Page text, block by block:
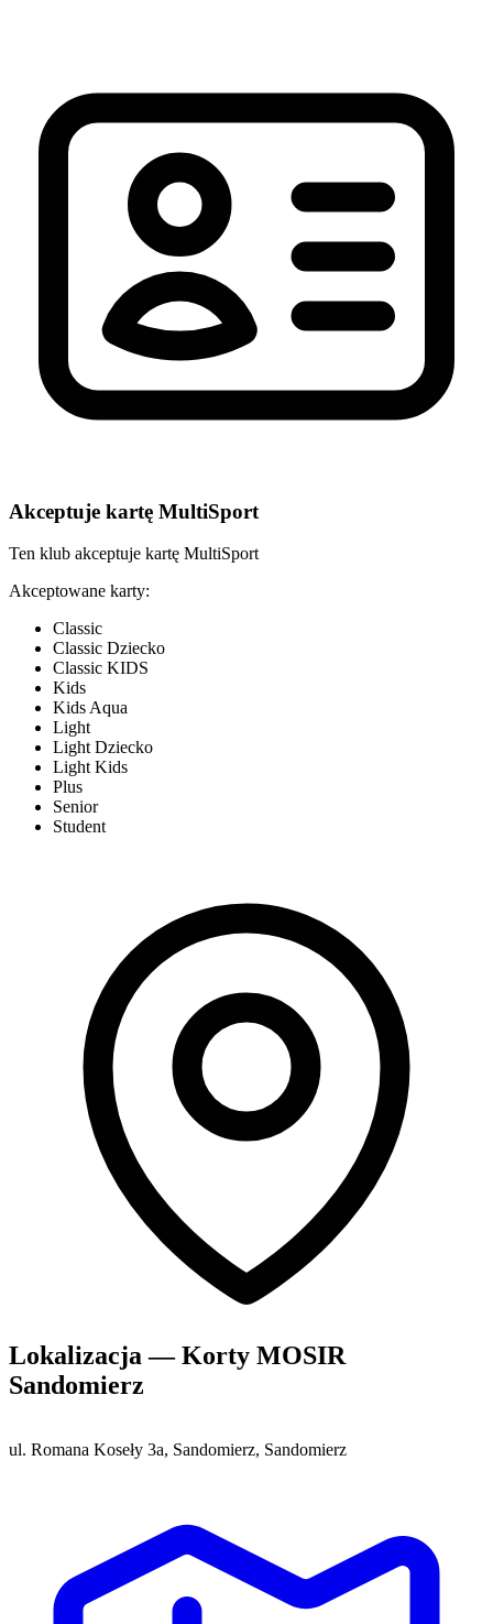
Akceptuje kartę MultiSport
Ten klub akceptuje kartę MultiSport
Akceptowane karty:
Classic
Classic Dziecko
Classic KIDS
Kids
Kids Aqua
Light
Light Dziecko
Light Kids
Plus
Senior
Student
Lokalizacja — Korty MOSIR
Sandomierz
ul. Romana Koseły 3a, Sandomierz, Sandomierz